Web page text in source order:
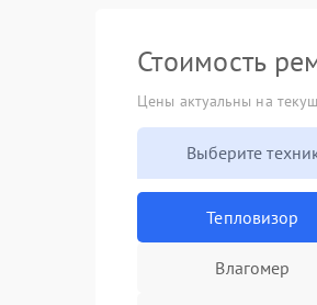
Стоимость
Цены актуальны на
Выберите
Тепловизор
Влагомер